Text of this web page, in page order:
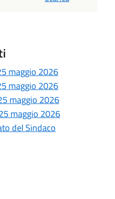
maggio 2026
maggio 2026
maggio 2026
maggio 2026
del Sindaco